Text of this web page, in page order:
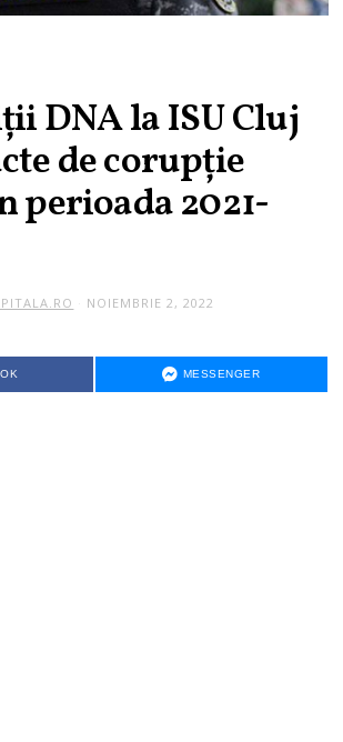
DNA la ISU Cluj
de corupție
perioada 2021-
NOIEMBRIE 2, 2022
MESSENGER